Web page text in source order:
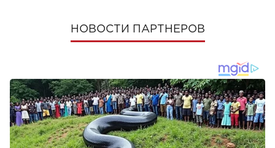
НОВОСТИ ПАРТНЕРОВ